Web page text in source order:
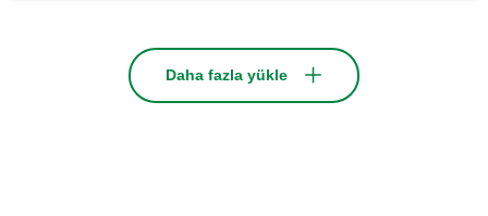
Daha fazla yükle